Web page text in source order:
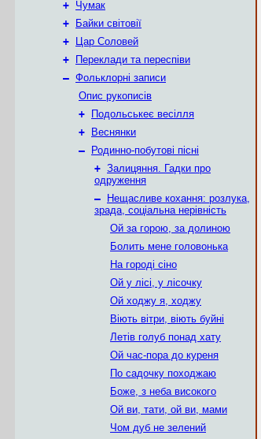
+ Чумак
+
Байки світовії
+
Цар Соловей
+
Переклади та переспіви
– Фольклорні записи
Опис рукописів
+
Подольськеє весілля
+
Веснянки
–
Родинно-побутові пісні
+ Залицяння. Гадки про
одруження
–
Нещасливе кохання: розлука,
зрада, соціальна нерівність
Ой за горою, за долиною
Болить мене головонька
На городі сіно
Ой у лісі, у лісочку
Ой ходжу я, ходжу
Віють вітри, віють буйні
Летів голуб понад хату
Ой час-пора до куреня
По садочку походжаю
Боже, з неба високого
Ой ви, тати, ой ви, мами
Чом дуб не зелений